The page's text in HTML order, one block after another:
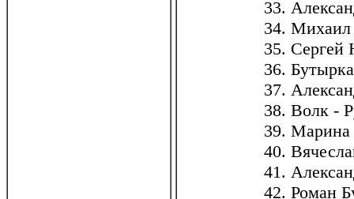
33.
34.
35. Сергей
36.
37.
38. Волк -
39.
40.
41.
42. Роман